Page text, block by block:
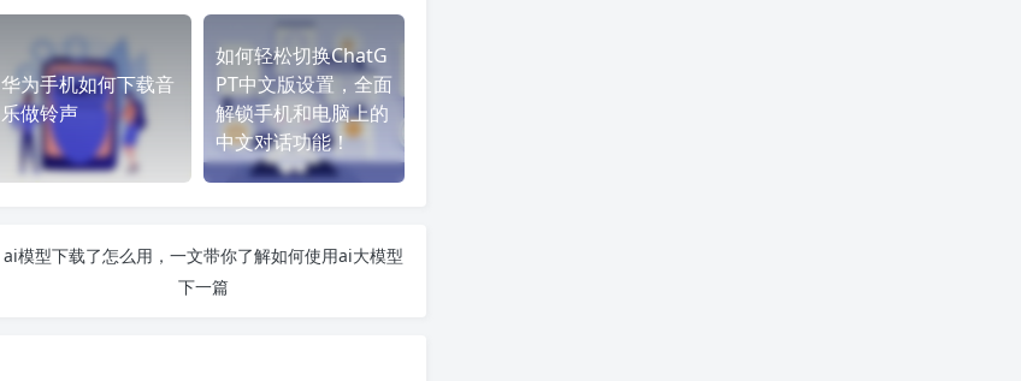
华为手机如何下载音
乐做铃声
如何轻松切换ChatG
PT中文版设置，全面
解锁手机和电脑上的
中文对话功能！
ai模型下载了怎么用，一文带你了解如何使用ai大模型
下一篇